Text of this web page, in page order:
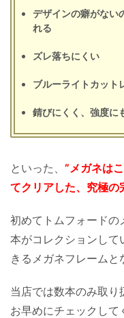
デザインの癖がない
れる
ズレ落ちにくい
ブルーライトカット
錆びにくく、強度に
といった、 ”メガネは
てクリアした、究極の
初めてトムフォードの
本がコレクションして
きるメガネフレームと
当店では数本のみ取
お早めにチェックして